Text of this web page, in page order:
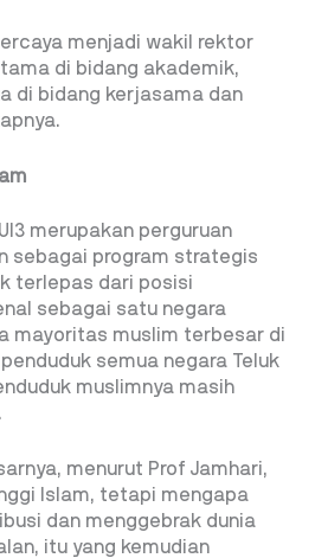
menjadi wakil rektor
di bidang akademik,
di bidang kerjasama dan
merupakan perguruan
sebagai program strategis
terlepas dari posisi
sebagai satu negara
mayoritas muslim terbesar di
semua negara Teluk
muslimnya masih
menurut Prof Jamhari,
Islam, tetapi mengapa
dan menggebrak dunia
itu yang kemudian